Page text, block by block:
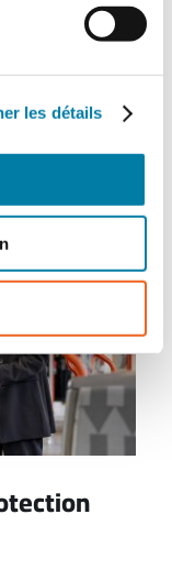
les détails
multi
du détail